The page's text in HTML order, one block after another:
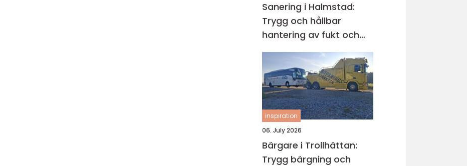
Sanering i Halmstad:
Trygg och hållbar
hantering av fukt och
skador
inspiration
06. July 2026
Bärgare i Trollhättan:
Trygg bärgning och